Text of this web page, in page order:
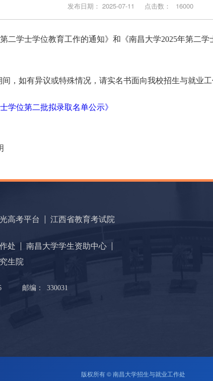
发布日期： 2025-07-11 点击数： 16000
二学士学位教育工作的通知》和《南昌大学2025年第二
，如有异议或特殊情况，请实名书面向我校招生与就业工
学位第二批拟录取名单公示》
高考平台 江西省教育考试院
处
南昌大学学生资助中心
生院
邮编：
330031
版权所有 © 南昌大学招生与就业工作处